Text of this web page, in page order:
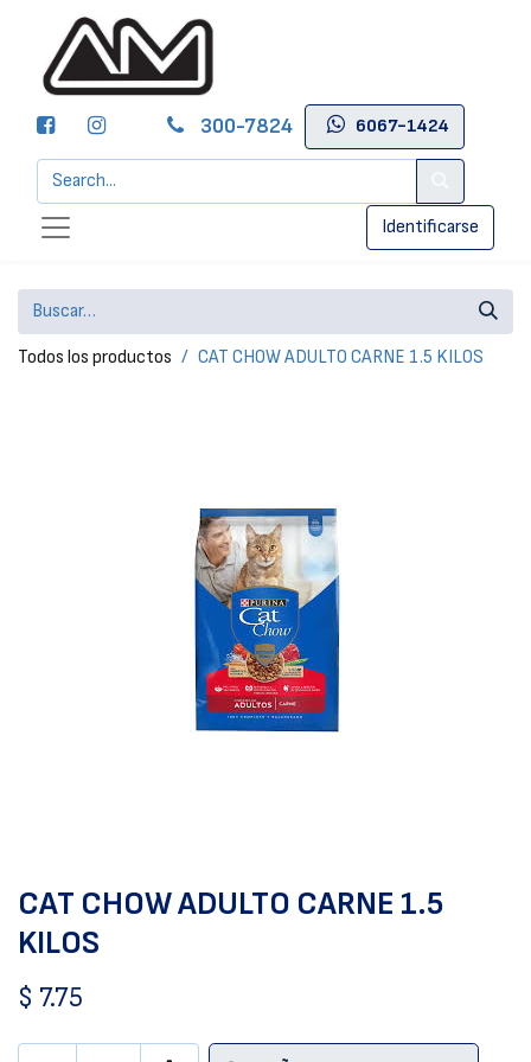
300-7824 6067-1424
Identificarse
Todos los productos CAT CHOW ADULTO CARNE 1.5 KILOS
CAT CHOW ADULTO CARNE 1.5
KILOS
$ 7.75